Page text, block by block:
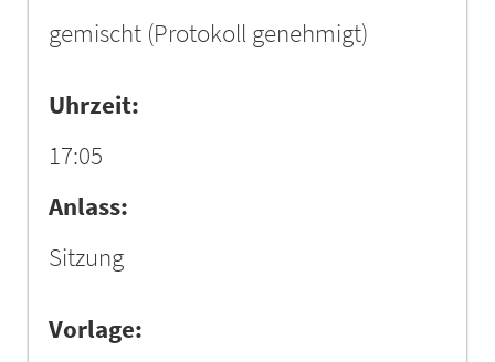
gemischt (Protokoll genehmigt)
Uhrzeit:
17:05
Anlass:
Sitzung
Vorlage: